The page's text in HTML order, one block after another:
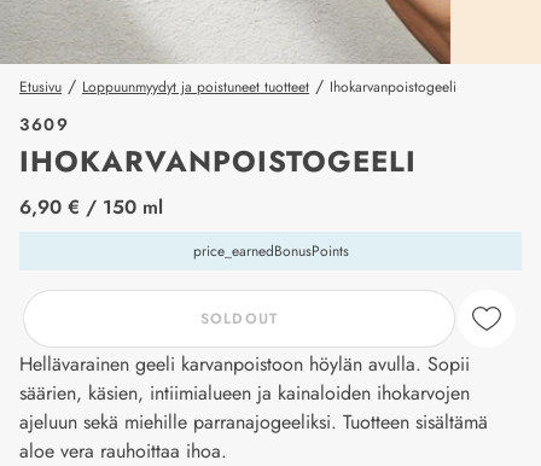
Etusivu / Loppuunmyydyt ja poistuneet tuotteet / Ihokarvanpoistogeeli
3609
IHOKARVANPOISTOGEELI
price_label
6,90 € / 150 ml
price_earnedBonusPoints
SOLDOUT
Hellävarainen geeli karvanpoistoon höylän avulla. Sopii
säärien, käsien, intiimialueen ja kainaloiden ihokarvojen
ajeluun sekä miehille parranajogeeliksi. Tuotteen sisältämä
aloe vera rauhoittaa ihoa.